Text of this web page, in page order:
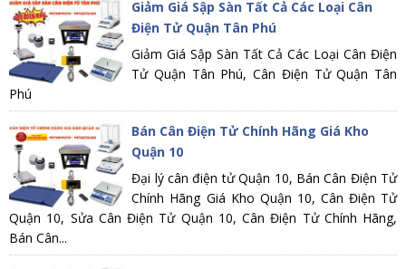
Giảm Giá Sập Sàn Tất Cả Các Loại Cân
Điện Tử Quận Tân Phú
Giảm Giá Sập Sàn Tất Cả Các Loại Cân Điện
Tử Quận Tân Phú, Cân Điện Tử Quận Tân
Phú
Bán Cân Điện Tử Chính Hãng Giá Kho
Quận 10
Đại lý cân điện tử Quận 10, Bán Cân Điện Tử
Chính Hãng Giá Kho Quận 10, Cân Điện Tử
Quận 10, Sửa Cân Điện Tử Quận 10, Cân Điện Tử Chính Hãng,
Bán Cân...